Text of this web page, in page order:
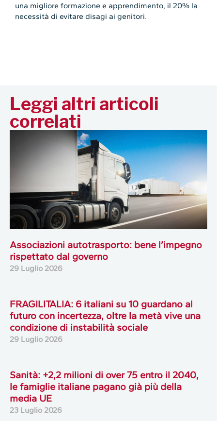
una migliore formazione e apprendimento, il 20% la
necessità di evitare disagi ai genitori.
Leggi altri articoli
correlati
Associazioni autotrasporto: bene l’impegno
rispettato dal governo
29 Luglio 2026
FRAGILITALIA: 6 italiani su 10 guardano al
futuro con incertezza, oltre la metà vive una
condizione di instabilità sociale
29 Luglio 2026
Sanità: +2,2 milioni di over 75 entro il 2040,
le famiglie italiane pagano già più della
media UE
23 Luglio 2026